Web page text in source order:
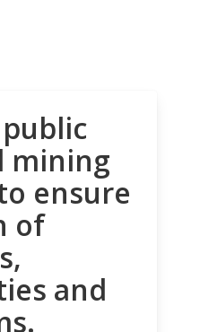
mining
ensure
of
and